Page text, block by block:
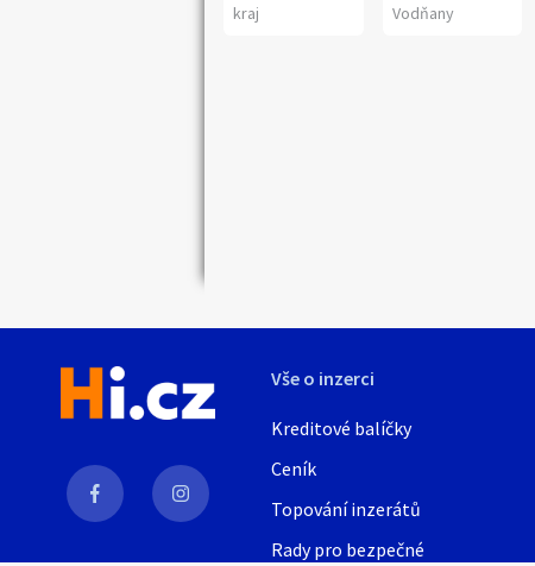
kraj
Vodňany
Vše o inzerci
Kreditové balíčky
Ceník
Topování inzerátů
Rady pro bezpečné